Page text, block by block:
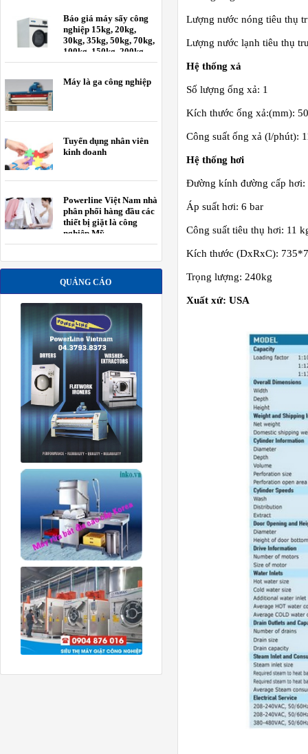
Báo giá máy sấy công
nghiệp 15kg, 20kg,
30kg, 35kg, 50kg, 70kg,
100kg, 150kg, 200kg
Máy là ga công nghiệp
Tuyển dụng nhân viên
kinh doanh
Powerline Việt Nam nhà
phân phối hàng đầu các
thiết bị giặt là công
nghiệp Mỹ.
QUẢNG CÁO
Lượng nước nóng tiêu thụ
Lượng nước lạnh tiêu thụ
Hệ thống xả
Số lượng ống xả: 1
Kích thước ống xả:(mm):
Công suất ống xả (l/phút):
Hệ thống hơi
Đường kính đường cấp hơi:
Áp suất hơi: 6 bar
Công suất tiêu thụ hơi: 11
Kích thước (DxRxC):
Trọng lượng: 240kg
Xuất xứ: USA